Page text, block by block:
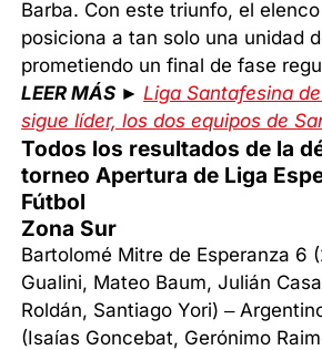
Barba. Con este triunfo, el
posiciona a tan solo una unidad
prometiendo un final de fase
LEER MÁS ►Liga Santafesina
sigue líder, los dos equipos de
Todos los resultados de la
torneo Apertura de Liga
Fútbol
Zona Sur
Bartolomé Mitre de Esperanza 6
Gualini, Mateo Baum, Julián
Roldán, Santiago Yori) –
(Isaías Goncebat, Gerónimo